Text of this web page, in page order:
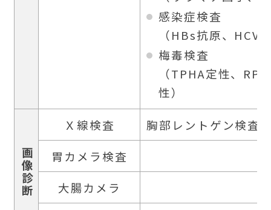
感染症検査
（HBs抗原、HCV
梅毒検査
（TPHA定性、
性）
画像診断
Ｘ線検査
胸部レントゲン検査
胃カメラ検査
大腸カメラ